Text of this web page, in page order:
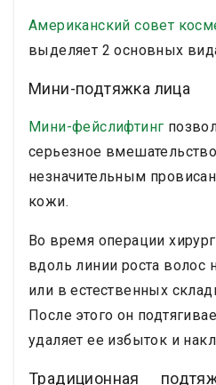
Американский совет
выделяет 2 основных
Мини-подтяжка лица
Мини-фейслифтинг
серьезное
незначительным
кожи.
Во время операции
вдоль линии роста
или в естественных
После этого он
удаляет ее избыток и
Традиционная